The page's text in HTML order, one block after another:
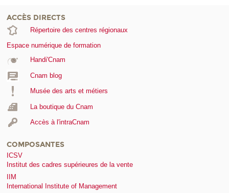
ACCÈS DIRECTS
Répertoire des centres régionaux
Espace numérique de formation
Handi'Cnam
Cnam blog
Musée des arts et métiers
La boutique du Cnam
Accès à l'intraCnam
COMPOSANTES
ICSV
Institut des cadres supérieures de la vente
IIM
International Institute of Management